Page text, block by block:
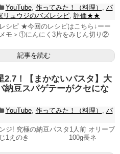
YouTube, 作ってみた！（料理） , パ
リュウジのバズレシピ, 評価★★
シピ ★今回のレシピはこちら↓ーー
モ＞①にんにく3片をみじん切り②
記事を読む
2.7！【まかないパスタ】大
納豆スパゲテーがクセにな
YouTube, 作ってみた！（料理） , パ
ジ! 究極の納豆パスタ1人前 オリーブ
じ1えのき 100g長ネ